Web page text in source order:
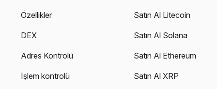
Özellikler
DEX
Adres Kontrolü
İşlem kontrolü
Satın Al Litecoin
Satın Al Solana
Satın Al Ethereum
Satın Al XRP